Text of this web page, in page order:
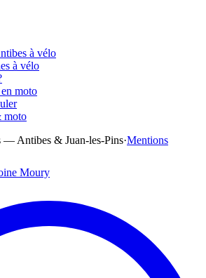
à vélo
à vélo
moto
moto
Antibes & Juan-les-Pins·Mentions
Moury